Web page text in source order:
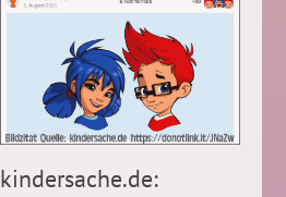
kindersache.de: